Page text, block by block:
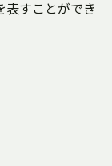
表すことができ